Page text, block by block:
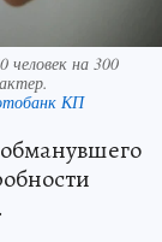
человек на 300
КП